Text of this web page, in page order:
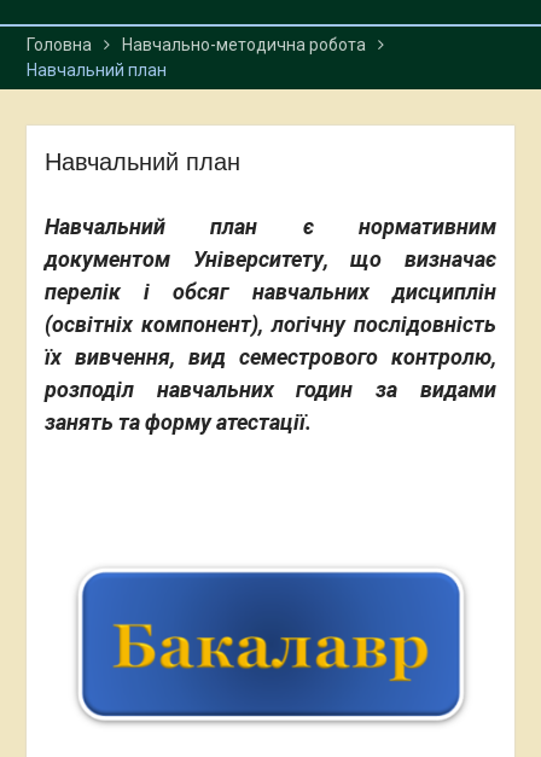
Головна
Навчально-методична робота
Навчальний план
Навчальний план
Навчальний план є нормативним
документом Університету, що визначає
перелік і обсяг навчальних дисциплін
(освітніх компонент), логічну послідовність
їх вивчення, вид семестрового контролю,
розподіл навчальних годин за видами
занять та форму атестації.